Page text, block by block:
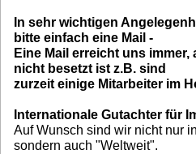
In sehr wichtigen
bitte einfach eine Mail -
Eine Mail erreicht uns immer,
nicht besetzt ist z.B. sind
zurzeit einige Mitarbeiter im
Internationale Gutachter für
Auf Wunsch sind wir nicht nur
sondern auch "Weltweit".